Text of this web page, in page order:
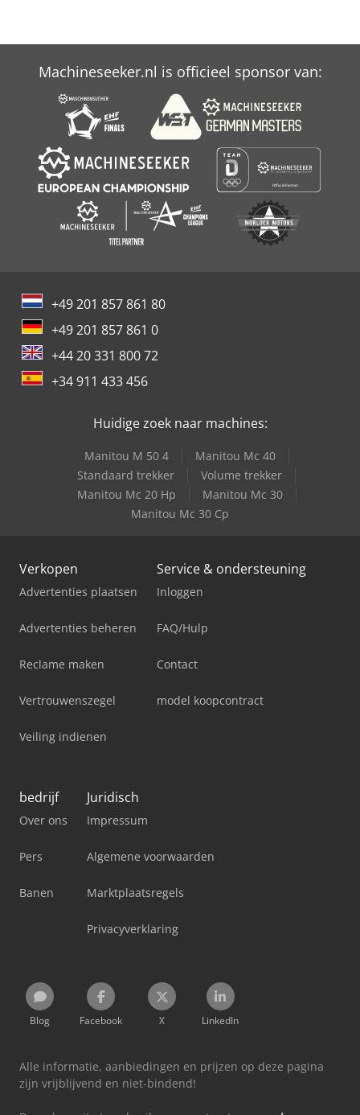
Machineseeker.nl is officieel sponsor van:
+49 201 857 861 80
+49 201 857 861 0
+44 20 331 800 72
+34 911 433 456
Huidige zoek naar machines:
Manitou M 50 4
Manitou Mc 40
Standaard trekker
Volume trekker
Manitou Mc 20 Hp
Manitou Mc 30
Manitou Mc 30 Cp
Verkopen
Advertenties plaatsen
Advertenties beheren
Reclame maken
Vertrouwenszegel
Veiling indienen
Service & ondersteuning
Inloggen
FAQ/Hulp
Contact
model koopcontract
bedrijf
Over ons
Pers
Banen
Juridisch
Impressum
Algemene voorwaarden
Marktplaatsregels
Privacyverklaring
Blog Facebook X LinkedIn
Alle informatie, aanbiedingen en prijzen op deze pagina
zijn vrijblijvend en niet-bindend!